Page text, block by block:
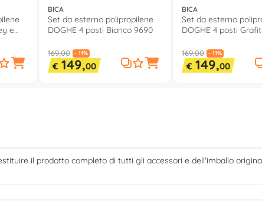
e
BICA
Set da esterno polipropilene
DOGHE 4 posti Bianco 9690
169,00 - 11%
€ 149,00
BICA
Set da esterno
DOGHE 4 posti
169,00 - 11%
€ 149,00
il prodotto completo di tutti gli accessori e dell'imballo